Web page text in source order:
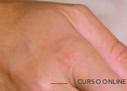
CURSO ONLINE